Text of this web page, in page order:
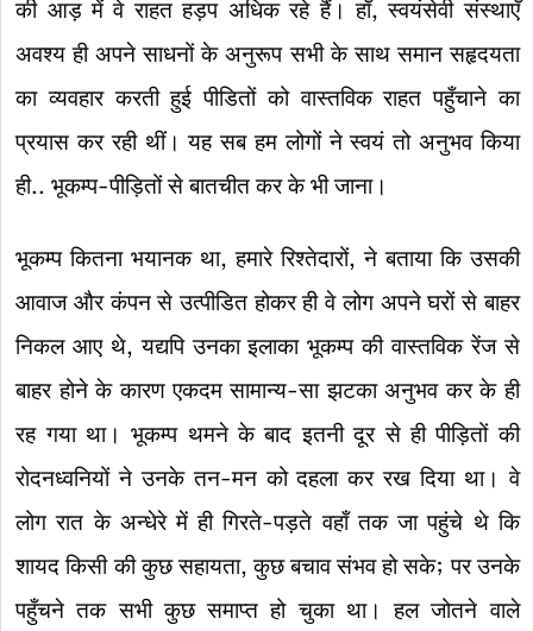
की आड़ में वे राहत हड़प अधिक रहे हैं। हाँ, स्वयंसेवी संस्थाएँ
अवश्य ही अपने साधनों के अनुरूप सभी के साथ समान सहृदयता
का व्यवहार करती हुई पीडितों को वास्तविक राहत पहुँचाने का
प्रयास कर रही थीं। यह सब हम लोगों ने स्वयं तो अनुभव किया
ही.. भूकम्प-पीड़ितों से बातचीत कर के भी जाना।
भूकम्प कितना भयानक था, हमारे रिश्तेदारों, ने बताया कि उसकी
आवाज और कंपन से उत्पीडित होकर ही वे लोग अपने घरों से बाहर
निकल आए थे, यद्यपि उनका इलाका भूकम्प की वास्तविक रेंज से
बाहर होने के कारण एकदम सामान्य-सा झटका अनुभव कर के ही
रह गया था। भूकम्प थमने के बाद इतनी दूर से ही पीड़ितों की
रोदनध्वनियों ने उनके तन-मन को दहला कर रख दिया था। वे
लोग रात के अन्धेरे में ही गिरते-पड़ते वहाँ तक जा पहुंचे थे कि
शायद किसी की कुछ सहायता, कुछ बचाव संभव हो सके; पर उनके
पहुँचने तक सभी कुछ समाप्त हो चुका था। हल जोतने वाले